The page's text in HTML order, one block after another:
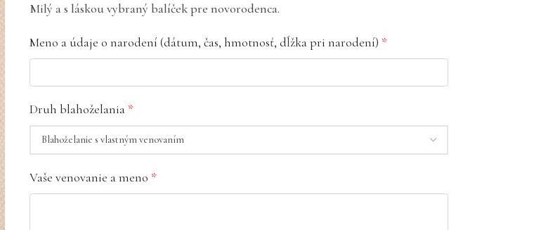
Milý a s láskou vybraný balíček pre novorodenca.
Meno a údaje o narodení (dátum, čas, hmotnosť, dĺžka pri narodení) *
Druh blahoželania*
Vaše venovanie a meno *